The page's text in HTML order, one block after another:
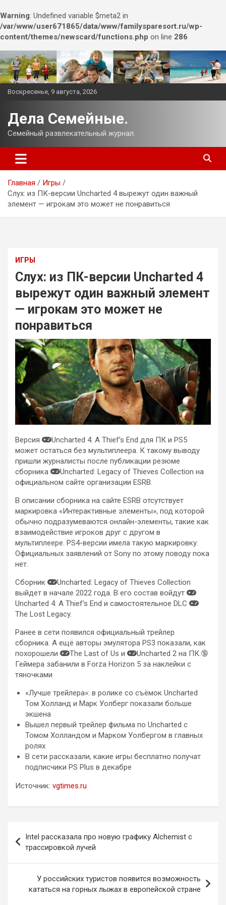
Warning: Undefined variable $meta2 in
/var/www/user671865/data/www/familysparesort.ru/wp-
content/themes/newscard/functions.php on line 286
Перейти
к
содержимому
Воскресенье, 9 августа, 2026
Дела Семейные.
Семейный развлекательный журнал.
Главная
Игры
Слух: из ПК-версии Uncharted 4 вырежут один важный
элемент — игрокам это может не понравиться
ИГРЫ
Слух: из ПК-версии Uncharted 4
вырежут один важный элемент
— игрокам это может не
понравиться
Версия
Uncharted 4: A Thief’s End для ПК и PS5
может остаться без мультиплеера. К такому выводу
пришли журналисты после публикации резюме
сборника
Uncharted: Legacy of Thieves Collection на
официальном сайте организации ESRB.
В описании сборника на сайте ESRB отсутствует
маркировка «Интерактивные элементы», под которой
обычно подразумеваются онлайн-элементы, такие как
взаимодействие игроков друг с другом в
мультиплеере. PS4-версии имела такую маркировку.
Официальных заявлений от Sony по этому поводу пока
нет.
Сборник
Uncharted: Legacy of Thieves Collection
выйдет в начале 2022 года. В его состав войдут
Uncharted 4: A Thief’s End и самостоятельное DLC
The Lost Legacy.
Ранее в сети появился официальный трейлер
сборника. А ещё авторы эмулятора PS3 показали, как
похорошели
The Last of Us и
Uncharted 2 на ПК.🔞
Геймера забанили в Forza Horizon 5 за наклейки с
тяночками
«Лучше трейлера»: в ролике со съёмок Uncharted
Том Холланд и Марк Уолберг показали больше
экшена
Вышел первый трейлер фильма по Uncharted с
Томом Холландом и Марком Уолбергом в главных
ролях
В сети рассказали, какие игры бесплатно получат
подписчики PS Plus в декабре
Источник: vgtimes.ru
по
записям
Intel рассказала про новую графику Alchemist с
трассировкой лучей
У российских туристов появится возможность
кататься на горных лыжах в европейской стране